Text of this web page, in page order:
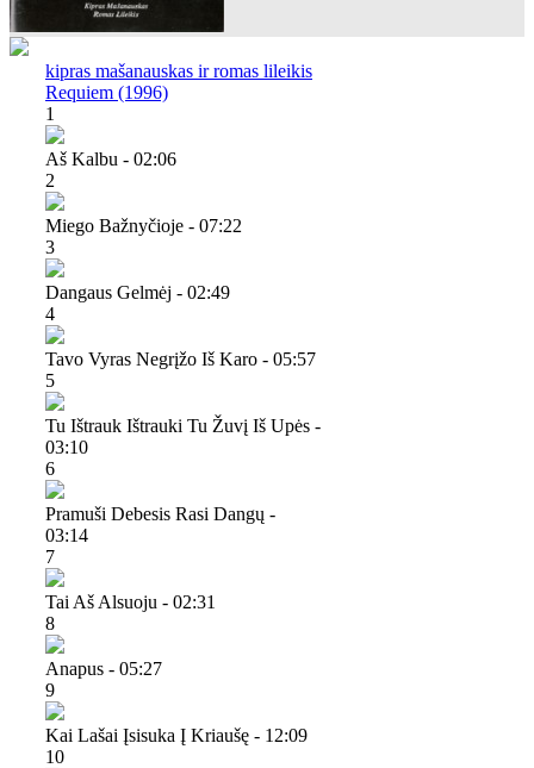
kipras mašanauskas ir romas lileikis
Requiem (1996)
1
Aš Kalbu - 02:06
2
Miego Bažnyčioje - 07:22
3
Dangaus Gelmėj - 02:49
4
Tavo Vyras Negrįžo Iš Karo - 05:57
5
Tu Ištrauk Ištrauki Tu Žuvį Iš Upės -
03:10
6
Pramuši Debesis Rasi Dangų -
03:14
7
Tai Aš Alsuoju - 02:31
8
Anapus - 05:27
9
Kai Lašai Įsisuka Į Kriaušę - 12:09
10